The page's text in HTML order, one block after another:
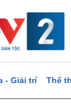
- Giải trí Thể